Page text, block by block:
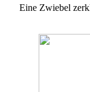
Eine Zwiebel